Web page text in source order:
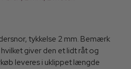
tykkelse 2 mm. Bemærk
giver den et lidt råt og
leveres i uklippet længde